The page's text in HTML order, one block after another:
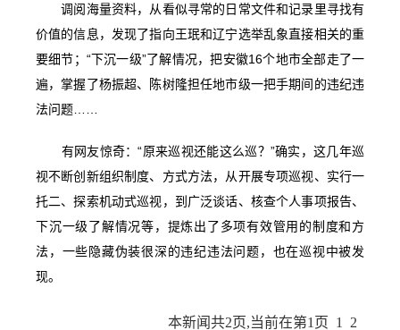
调阅海量资料，从看似寻常的日常文件和记录里寻找有
价值的信息，发现了指向王珉和辽宁选举乱象直接相关的重
要细节；“下沉一级”了解情况，把安徽16个地市全部走了一
遍，掌握了杨振超、陈树隆担任地市级一把手期间的违纪违
法问题……
有网友惊奇：“原来巡视还能这么巡？”确实，这几年巡
视不断创新组织制度、方式方法，从开展专项巡视、实行一
托二、探索机动式巡视，到广泛谈话、核查个人事项报告、
下沉一级了解情况等，提炼出了多项有效管用的制度和方
法，一些隐藏伪装很深的违纪违法问题，也在巡视中被发
现。
本新闻共2页,当前在第1 页 1 2